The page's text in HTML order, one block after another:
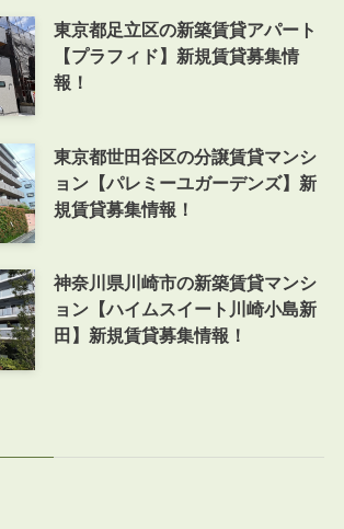
東京都足立区の新築賃貸アパート
【プラフィド】新規賃貸募集情
報！
東京都世田谷区の分譲賃貸マンシ
ョン【パレミーユガーデンズ】新
規賃貸募集情報！
神奈川県川崎市の新築賃貸マンシ
ョン【ハイムスイート川崎小島新
田】新規賃貸募集情報！